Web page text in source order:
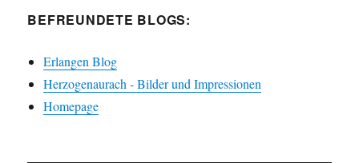
BEFREUNDETE BLOGS:
Erlangen Blog
Herzogenaurach - Bilder und Impressionen
Homepage